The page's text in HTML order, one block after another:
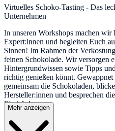
Virtuelles Schoko-Tasting - Das
Unternehmen
In unseren Workshops machen wir
Expert:innen und begleiten Euch
Sinnen! Im Rahmen der
feinen Schokolade. Wir versorgen
Hintergrundwissen sowie Tipps
richtig genießen könnt.
gemeinsam die Schokoladen,
Hersteller:innen und besprechen
Eindrücke.
Mehr anzeigen